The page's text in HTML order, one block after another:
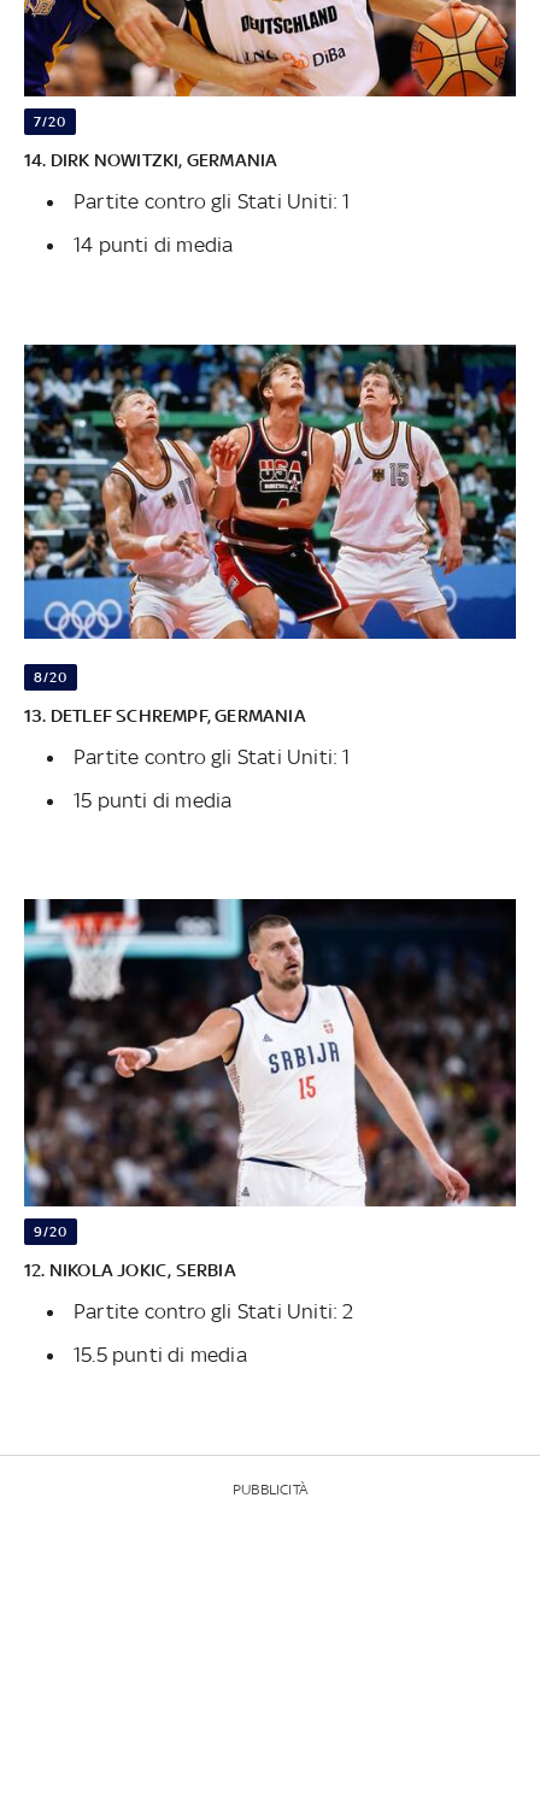
7/20
14. DIRK NOWITZKI, GERMANIA
Partite contro gli Stati Uniti: 1
14 punti di media
8/20
13. DETLEF SCHREMPF, GERMANIA
Partite contro gli Stati Uniti: 1
15 punti di media
9/20
12. NIKOLA JOKIC, SERBIA
Partite contro gli Stati Uniti: 2
15.5 punti di media
PUBBLICITÀ